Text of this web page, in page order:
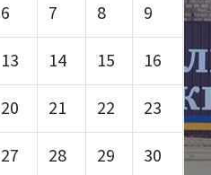
6 7 8 9
13 14 15 16
20 21 22 23
27 28 29 30